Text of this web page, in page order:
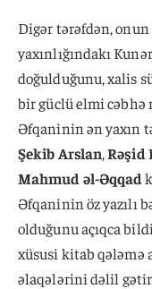
Digər tərəfdən,
yaxınlığındakı
doğulduğunu, xalis
bir güclü elmi cəbhə
Əfqaninin ən yaxın
Şekib Arslan,Rəşid
Mahmud əl-Əqqad
Əfqaninin öz yazılı
olduğunu açıqca
xüsusi kitab qələmə
əlaqələrini dəlil